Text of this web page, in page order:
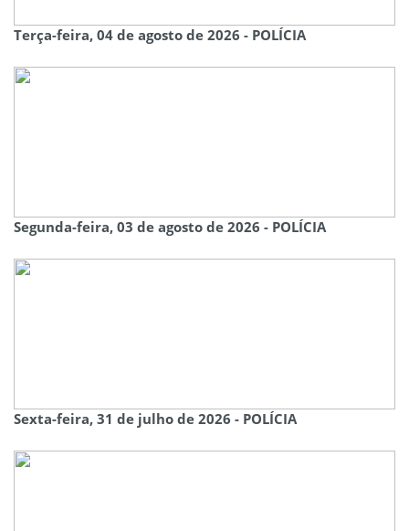
Terça-feira, 04 de agosto de 2026 - POLÍCIA
Segunda-feira, 03 de agosto de 2026 - POLÍCIA
Sexta-feira, 31 de julho de 2026 - POLÍCIA